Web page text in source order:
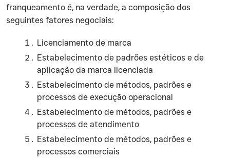
franqueamento é, na verdade, a composição dos
seguintes fatores negociais:
Licenciamento de marca
Estabelecimento de padrões estéticos e de
aplicação da marca licenciada
Estabelecimento de métodos, padrões e
processos de execução operacional
Estabelecimento de métodos, padrões e
processos de atendimento
Estabelecimento de métodos, padrões e
processos comerciais